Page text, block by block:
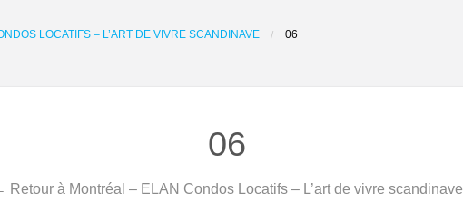
LOCATIFS – L’ART DE VIVRE SCANDINAVE 06
06
Retour à Montréal – ELAN Condos Locatifs – L’art de vivre scandinave